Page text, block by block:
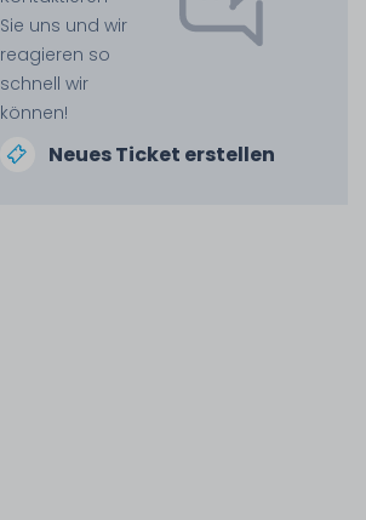
Sie uns und wir
reagieren so
schnell wir
können!
Neues Ticket erstellen